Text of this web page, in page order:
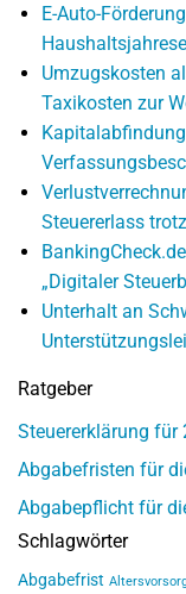
E-Auto-
Umzugskosten
Taxikosten zur
Steuererlass
„Digitaler
Unterhalt an
Ratgeber
Steuererklärung für
Abgabefristen für
Abgabepflicht für
Schlagwörter
Abgabefrist